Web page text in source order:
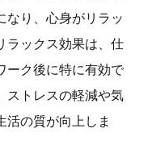
なり、心身がリラッ
ラックス効果は、仕
ーク後に特に有効で
ストレスの軽減や気
活の質が向上しま